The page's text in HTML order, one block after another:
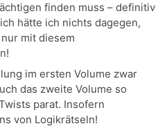
finden muss – definitiv
hätte ich nichts dagegen,
mit diesem
im ersten Volume zwar
das zweite Volume so
parat. Insofern
von Logikrätseln!